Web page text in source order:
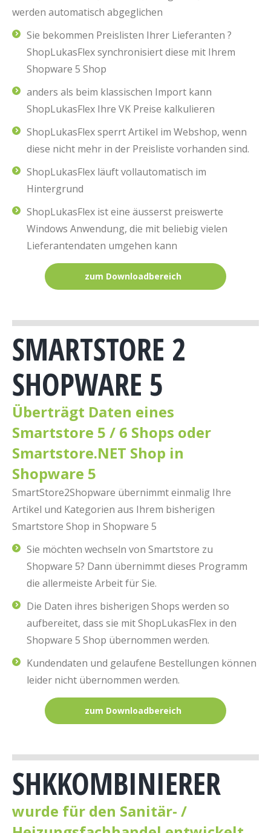
werden automatisch abgeglichen
Sie bekommen Preislisten Ihrer Lieferanten ?
ShopLukasFlex synchronisiert diese mit Ihrem
Shopware 5 Shop
anders als beim klassischen Import kann
ShopLukasFlex Ihre VK Preise kalkulieren
ShopLukasFlex sperrt Artikel im Webshop, wenn
diese nicht mehr in der Preisliste vorhanden sind.
ShopLukasFlex läuft vollautomatisch im
Hintergrund
ShopLukasFlex ist eine äusserst preiswerte
Windows Anwendung, die mit beliebig vielen
Lieferantendaten umgehen kann
zum Downloadbereich
SMARTSTORE 2
SHOPWARE 5
Überträgt Daten eines
Smartstore 5 / 6 Shops oder
Smartstore.NET Shop in
Shopware 5
SmartStore2Shopware übernimmt einmalig Ihre
Artikel und Kategorien aus Ihrem bisherigen
Smartstore Shop in Shopware 5
Sie möchten wechseln von Smartstore zu
Shopware 5? Dann übernimmt dieses Programm
die allermeiste Arbeit für Sie.
Die Daten ihres bisherigen Shops werden so
aufbereitet, dass sie mit ShopLukasFlex in den
Shopware 5 Shop übernommen werden.
Kundendaten und gelaufene Bestellungen können
leider nicht übernommen werden.
zum Downloadbereich
SHKKOMBINIERER
wurde für den Sanitär- /